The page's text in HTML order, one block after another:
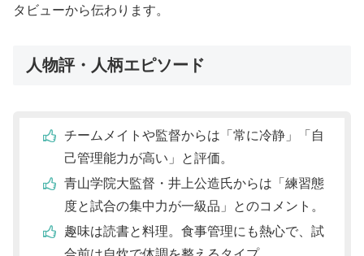
タビューから伝わります。
人物評・人柄エピソード
チームメイトや監督からは「常に冷静」「自
己管理能力が高い」と評価。
青山学院大監督・井上公造氏からは「練習態
度と試合の集中力が一級品」とのコメント。
趣味は読書と料理。食事管理にも熱心で、試